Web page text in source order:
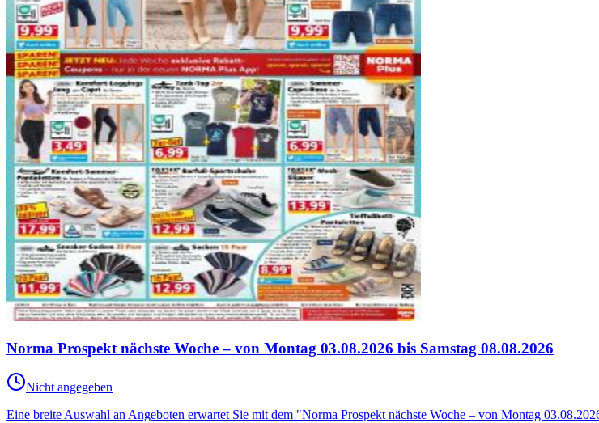
Norma Prospekt nächste Woche – von Montag 03.08.2026 bis Samstag 08.08.2026
Nicht angegeben
Eine breite Auswahl an Angeboten erwartet Sie mit dem "Norma Prospekt nächste Woche – von Montag